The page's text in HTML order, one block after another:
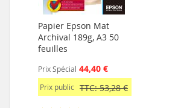
Papier Epson Mat
Archival 189g, A3 50
feuilles
Prix Spécial 44,40 €
Prix public TTC: 53,28 €